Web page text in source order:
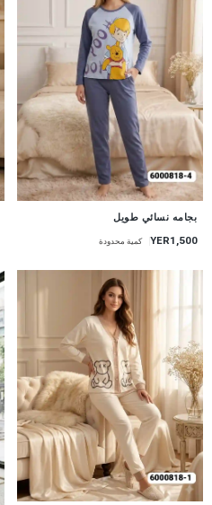
جديد
بجامه نسائي طويل
YER1,500 كمية محدودة